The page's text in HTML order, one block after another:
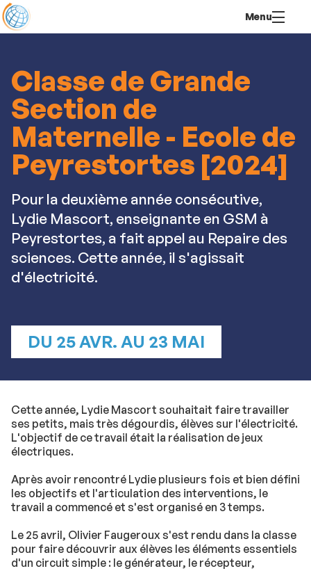
contenu
Menu
Classe de Grande
Section de
Maternelle - Ecole de
Peyrestortes [2024]
Pour la deuxième année consécutive,
Lydie Mascort, enseignante en GSM à
Peyrestortes, a fait appel au Repaire des
sciences. Cette année, il s'agissait
d'électricité.
DU 25 AVR. AU 23 MAI
Cette année, Lydie Mascort souhaitait faire travailler
ses petits, mais très dégourdis, élèves sur l'électricité.
L'objectif de ce travail était la réalisation de jeux
électriques.
Après avoir rencontré Lydie plusieurs fois et bien défini
les objectifs et l'articulation des interventions, le
travail a commencé et s'est organisé en 3 temps.
Le 25 avril, Olivier Faugeroux s'est rendu dans la classe
pour faire découvrir aux élèves les éléments essentiels
d'un circuit simple : le générateur, le récepteur,